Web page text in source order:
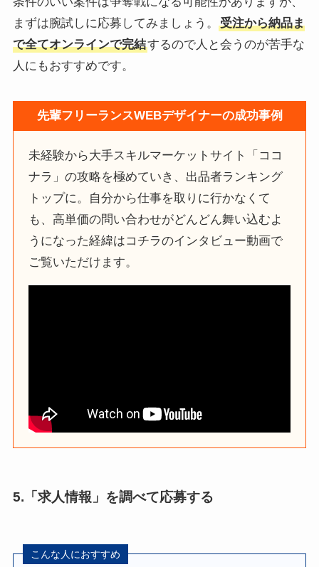
まずは腕試しに応募してみましょう。
受注から納品ま
で全てオンラインで完結するので人と会うのが苦手な
人にもおすすめです。
先輩フリーランスWEBデザイナーの成功事例
未経験から大手スキルマーケットサイト「ココ
ナラ」の攻略を極めていき、出品者ランキング
トップに。自分から仕事を取りに行かなくて
も、高単価の問い合わせがどんどん舞い込むよ
うになった経緯はコチラのインタビュー動画で
ご覧いただけます。
5.「求人情報」を調べて応募する
こんな人におすすめ